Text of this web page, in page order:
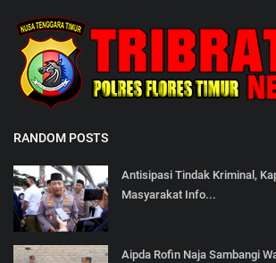
RANDOM POSTS
Antisipasi Tindak Kriminal,
Masyarakat Info...
Aipda Rofin Naja Sambangi